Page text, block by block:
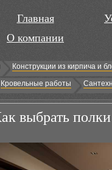
Главная
О компании
Конструкции из кирпича и
Кровельные работы
выбрать